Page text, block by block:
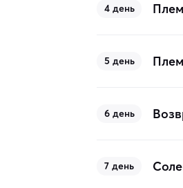
4 день
5 день
6 день
7 день